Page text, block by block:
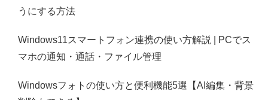
うにする方法
Windows11スマートフォン連携の使い方解説 | PCでス
マホの通知・通話・ファイル管理
Windowsフォトの使い方と便利機能5選【AI編集・背景